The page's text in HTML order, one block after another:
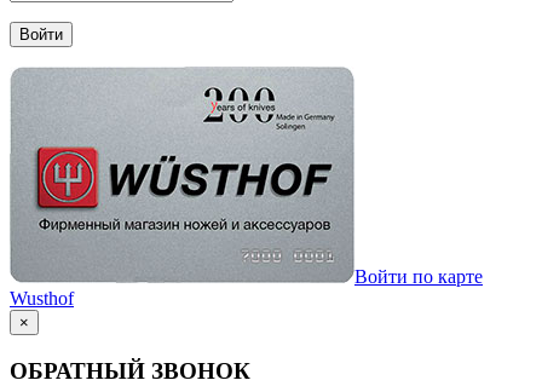
Войти
Войти по карте
Wusthof
×
ОБРАТНЫЙ ЗВОНОК